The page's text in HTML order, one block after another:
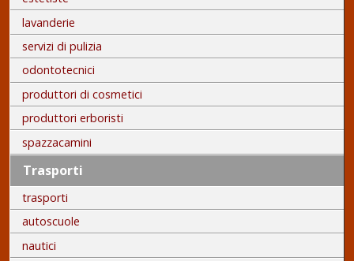
lavanderie
servizi di pulizia
odontotecnici
produttori di cosmetici
produttori erboristi
spazzacamini
Trasporti
trasporti
autoscuole
nautici